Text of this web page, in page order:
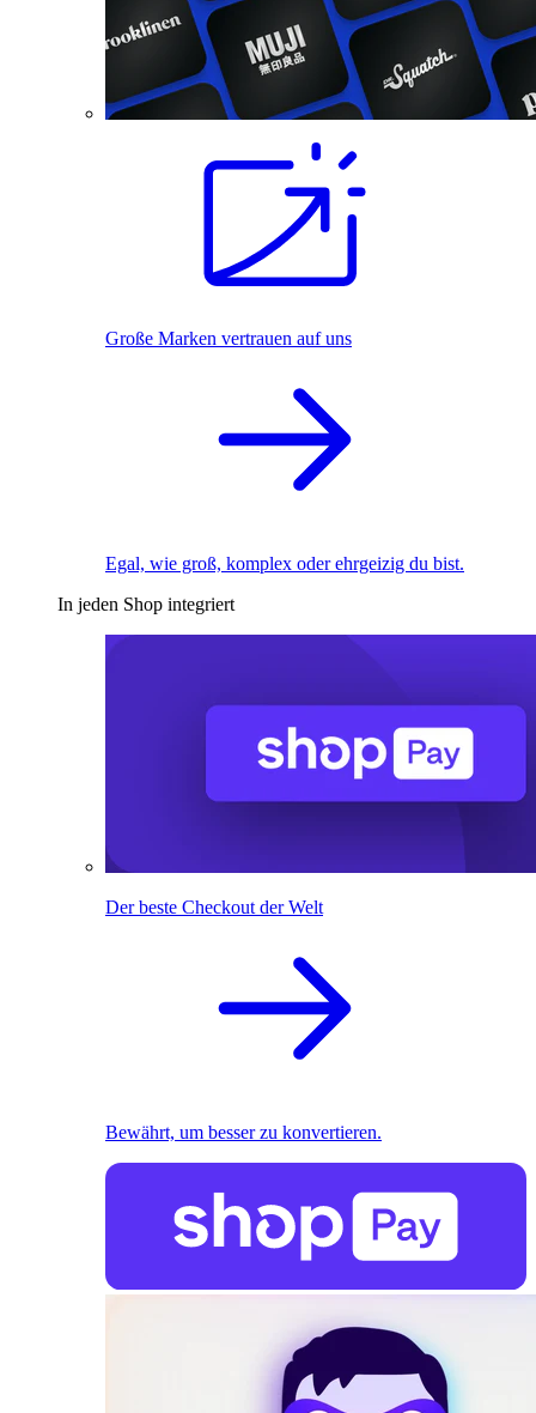
Große Marken vertrauen auf uns
Egal, wie groß, komplex oder ehrgeizig du bist.
In jeden Shop integriert
Der beste Checkout der Welt
Bewährt, um besser zu konvertieren.